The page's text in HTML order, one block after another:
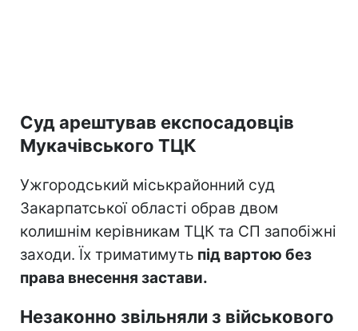
Суд арештував експосадовців
Мукачівського ТЦК
Ужгородський міськрайонний суд
Закарпатської області обрав двом
колишнім керівникам ТЦК та СП запобіжні
заходи. Їх триматимуть під вартою без
права внесення застави.
Незаконно звільняли з військового